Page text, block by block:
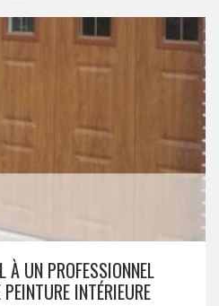
À UN PROFESSIONNEL
INTÉRIEURE